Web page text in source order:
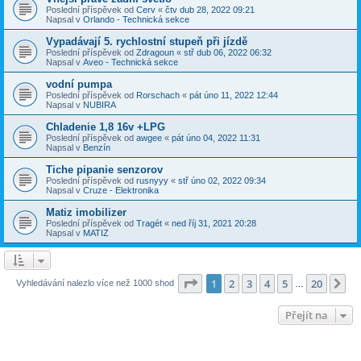
Poslední příspěvek od Cerv « čtv dub 28, 2022 09:21
Napsal v Orlando - Technická sekce
Vypadávají 5. rychlostní stupeň při jízdě
Poslední příspěvek od Zdragoun « stř dub 06, 2022 06:32
Napsal v Aveo - Technická sekce
vodní pumpa
Poslední příspěvek od Rorschach « pát úno 11, 2022 12:44
Napsal v NUBIRA
Chladenie 1,8 16v +LPG
Poslední příspěvek od awgee « pát úno 04, 2022 11:31
Napsal v Benzín
Tiche pipanie senzorov
Poslední příspěvek od rusnyyy « stř úno 02, 2022 09:34
Napsal v Cruze - Elektronika
Matiz imobilizer
Poslední příspěvek od Tragét « ned říj 31, 2021 20:28
Napsal v MATIZ
Vyhledávání nalezlo více než 1000 shod Stránka z 20
1 2 3 4 5 20
Přejít na